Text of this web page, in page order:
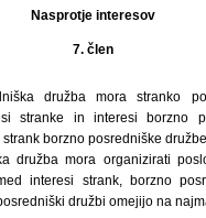
Nasprotje interesov
7. člen
družba mora stranko
stranke in interesi borzno
borzno posredniške družbe.
družba mora organizirati
interesi strank, borzno
družbi omejijo na